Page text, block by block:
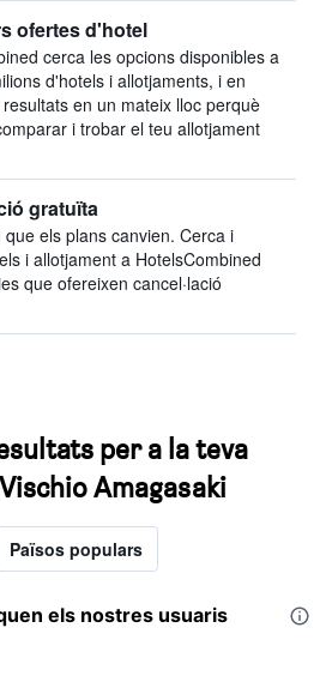
ofertes d'hotel
cerca les opcions disponibles a
d'hotels i allotjaments, i en
en un mateix lloc perquè
i trobar el teu allotjament
gratuïta
que els plans canvien. Cerca i
i allotjament a HotelsCombined
que ofereixen cancel·lació
per a la teva
Amagasaki
Països populars
els nostres usuaris